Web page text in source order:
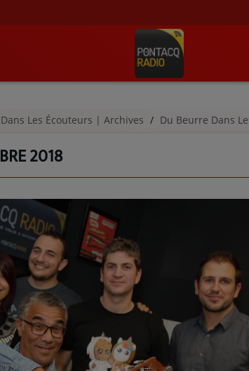
Les Écouteurs | Archives Du Beurre Dans
2018